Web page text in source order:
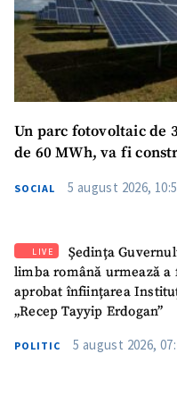
Un parc fotovoltaic de
de 60 MWh, va fi
SOCIAL 5 august 2026,
LIVE
Ședința
limba română urmează
aprobat înființarea
„Recep Tayyip Erdogan”
POLITIC 5 august 2026,